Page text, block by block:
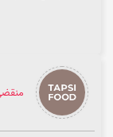
استفاده از تخفیف